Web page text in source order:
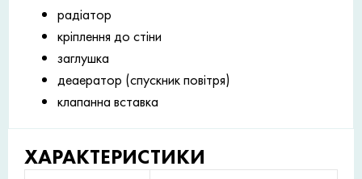
радіатор
кріплення до стіни
заглушка
деаератор (спускник повітря)
клапанна вставка
ХАРАКТЕРИСТИКИ